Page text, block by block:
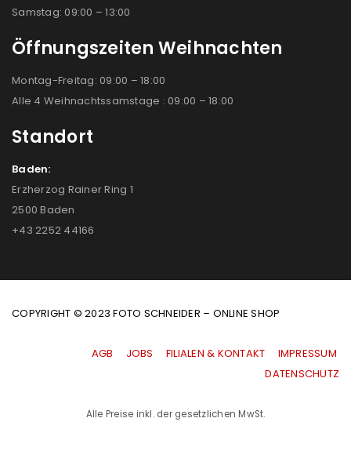
Samstag: 09:00 – 13:00
Öffnungszeiten Weihnachten
Montag-Freitag: 09:00 – 18:00
Alle 4 Weihnachtssamstage : 09:00 – 18:00
Standort
Baden:
Erzherzog Rainer Ring 1
2500 Baden
+43 2252 44166
COPYRIGHT © 2023 FOTO SCHNEIDER – ONLINE SHOP
AGB JOBS FILIALEN & KONTAKT
IMPRESSUM
|DATENSCHUTZ
Alle Preise inkl. der gesetzlichen MwSt.